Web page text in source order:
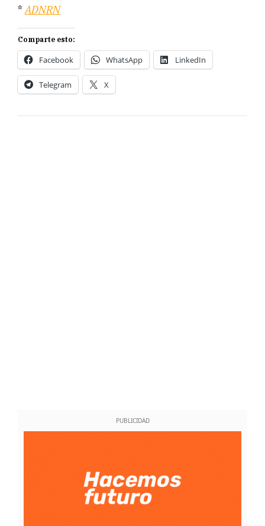
*ADNRN
Comparte esto:
Facebook WhatsApp LinkedIn
Telegram X